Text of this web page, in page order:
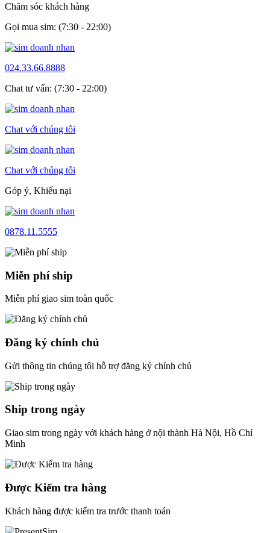
Chăm sóc khách hàng
Gọi mua sim: (7:30 - 22:00)
024.33.66.8888
Chat tư vấn: (7:30 - 22:00)
Chat với chúng tôi
Chat với chúng tôi
Góp ý, Khiếu nại
0878.11.5555
Miễn phí ship
Miễn phí giao sim toàn quốc
Đăng ký chính chủ
Gửi thông tin chúng tôi hỗ trợ đăng ký chính chủ
Ship trong ngày
Giao sim trong ngày với khách hàng ở nội thành Hà Nội, Hồ Chí
Minh
Được Kiểm tra hàng
Khách hàng được kiểm tra trước thanh toán